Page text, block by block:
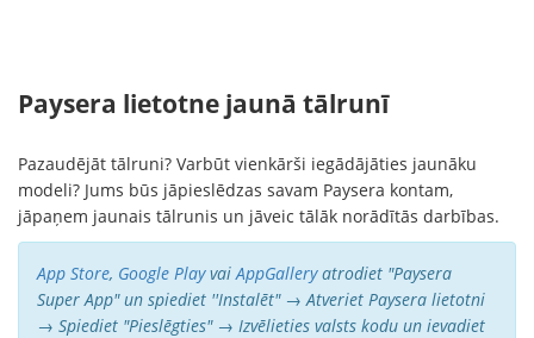
Paysera lietotne jaunā tālrunī
Pazaudējāt tālruni? Varbūt vienkārši iegādājāties jaunāku
modeli? Jums būs jāpieslēdzas savam Paysera kontam,
jāpaņem jaunais tālrunis un jāveic tālāk norādītās darbības.
App Store, Google PlayvaiAppGalleryatrodiet "Paysera
Super App" un spiediet ''Instalēt" → Atveriet Paysera lietotni
→ Spiediet "Pieslēgties" → Izvēlieties valsts kodu un ievadiet